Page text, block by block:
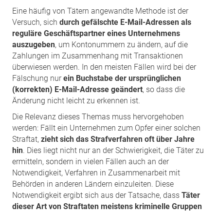
Eine häufig von Tätern angewandte Methode ist der
Versuch, sich durch gefälschte E-Mail-Adressen als
reguläre Geschäftspartner eines Unternehmens
auszugeben, um Kontonummern zu ändern, auf die
Zahlungen im Zusammenhang mit Transaktionen
überwiesen werden. In den meisten Fällen wird bei der
Fälschung nurein Buchstabe der ursprünglichen
(korrekten) E-Mail-Adresse geändert, so dass die
Änderung nicht leicht zu erkennen ist.
Die Relevanz dieses Themas muss hervorgehoben
werden: Fällt ein Unternehmen zum Opfer einer solchen
Straftat, zieht sich das Strafverfahren oft über Jahre
hin. Dies liegt nicht nur an der Schwierigkeit, die Täter zu
ermitteln, sondern in vielen Fällen auch an der
Notwendigkeit, Verfahren in Zusammenarbeit mit
Behörden in anderen Ländern einzuleiten. Diese
Notwendigkeit ergibt sich aus der Tatsache, dass Täter
dieser Art von Straftaten meistens kriminelle Gruppen